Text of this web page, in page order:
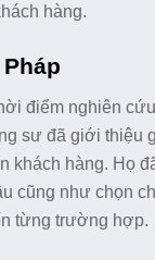
hàng.
điểm nghiên
sư đã giới thiệu
khách hàng. Họ
cũng như chọn
từng trường hợp.